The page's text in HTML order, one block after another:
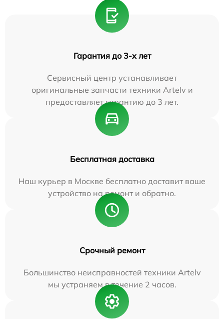
Гарантия до 3-х лет
Сервисный центр устанавливает
оригинальные запчасти техники Artelv и
предоставляет гарантию до 3 лет.
Бесплатная доставка
Наш курьер в Москве бесплатно доставит ваше
устройство на ремонт и обратно.
Срочный ремонт
Большинство неисправностей техники Artelv
мы устраняем в течение 2 часов.